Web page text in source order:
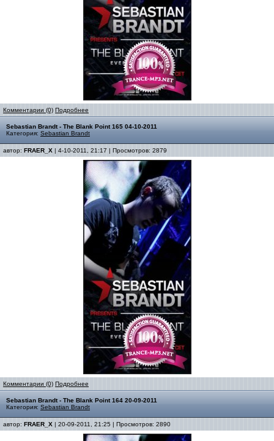
Комментарии (0) Подробнее
Sebastian Brandt - The Blank Point 165 04-10-2011
Категория: Sebastian Brandt
автор: FRAER_X | 4-10-2011, 21:17 | Просмотров: 2879
Комментарии (0) Подробнее
Sebastian Brandt - The Blank Point 164 20-09-2011
Категория: Sebastian Brandt
автор: FRAER_X | 20-09-2011, 21:25 | Просмотров: 2890